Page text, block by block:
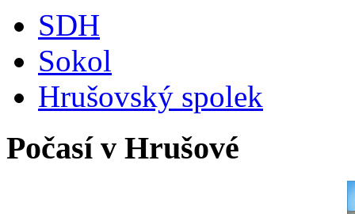
SDH
Sokol
Hrušovský spolek
Počasí v Hrušové